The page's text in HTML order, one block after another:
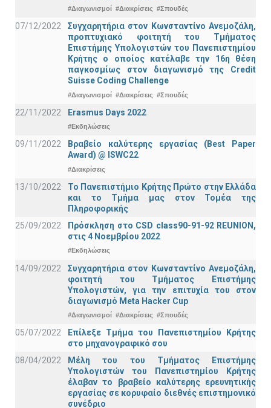
#Διαγωνισμοί #Διακρίσεις #Σπουδές
07/12/2022
Συγχαρητήρια στον Κωνσταντίνο Ανεμοζάλη,
προπτυχιακό φοιτητή του Τμήματος
Επιστήμης Υπολογιστών του Πανεπιστημίου
Κρήτης ο οποίος κατέλαβε την 16η θέση
παγκοσμίως στον διαγωνισμό της Credit
Suisse Coding Challenge
#Διαγωνισμοί #Διακρίσεις #Σπουδές
22/11/2022 Erasmus Days 2022
#Εκδηλώσεις
09/11/2022
Βραβείο καλύτερης εργασίας (Best Paper
Award) @ ISWC22
#Διακρίσεις
13/10/2022
Το Πανεπιστήμιο Κρήτης Πρώτο στην Ελλάδα
και το Τμήμα μας στον Τομέα της
Πληροφορικής
25/09/2022
Πρόσκληση στο CSD class90-91-92 REUNION,
στις 4 Νοεμβρίου 2022
#Εκδηλώσεις
14/09/2022
Συγχαρητήρια στον Κωνσταντίνο Ανεμοζάλη,
φοιτητή του Τμήματος Επιστήμης
Υπολογιστών, για την επιτυχία του στον
διαγωνισμό Meta Hacker Cup
#Διαγωνισμοί #Διακρίσεις #Σπουδές
05/07/2022
Επίλεξε Τμήμα του Πανεπιστημίου Κρήτης
στο μηχανογραφικό σου
08/04/2022
Μέλη του του Τμήματος Επιστήμης
Υπολογιστών του Πανεπιστημίου Κρήτης
έλαβαν το βραβείο καλύτερης ερευνητικής
εργασίας σε κορυφαίο διεθνές επιστημονικό
συνέδριο